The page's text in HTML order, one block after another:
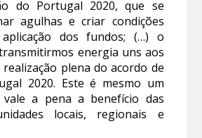
do Portugal 2020, que se
agulhas e criar condições
dos fundos; (…) o
energia uns aos
plena do acordo de
2020. Este é mesmo um
a pena a benefício das
locais, regionais e